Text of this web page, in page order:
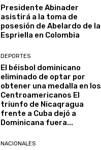
Presidente Abinader
asistirá a la toma de
posesión de Abelardo de la
Espriella en Colombia
DEPORTES
El béisbol dominicano
eliminado de optar por
obtener una medalla en los
Centroamericanos El
triunfo de Nicaqragua
frente a Cuba dejó a
Dominicana fuera...
NACIONALES